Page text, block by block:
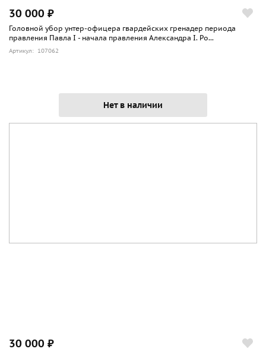
30 000 ₽
Головной убор унтер-офицера гвардейских гренадер периода
правления Павла I - начала правления Александра I. Ро...
Артикул: 107062
Нет в наличии
30 000 ₽